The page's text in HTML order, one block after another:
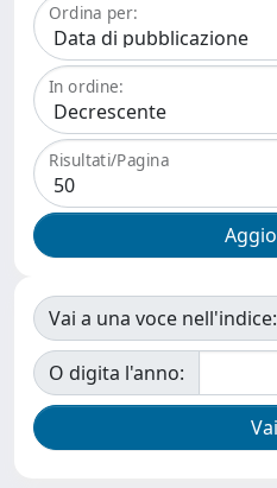
Ordina per:
In ordine:
Risultati/Pagina
Vai a una voce nell'indice:
O digita l'anno: